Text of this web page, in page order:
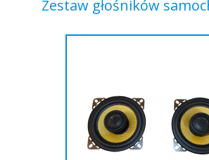
Zestaw głośników